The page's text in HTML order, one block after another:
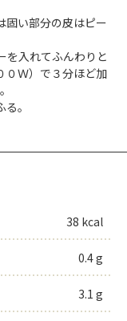
固い部分の皮はピー
を入れてふんわりと
０Ｗ）で３分ほど加
。
38 kcal
0.4 g
3.1 g